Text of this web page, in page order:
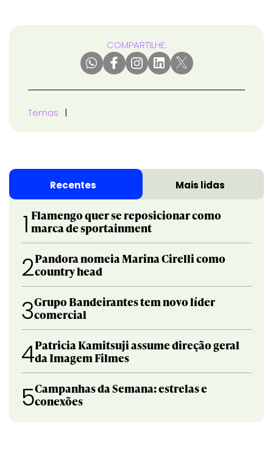
COMPARTILHE:
Temas
Recentes Mais lidas
1 Flamengo quer se reposicionar como
marca de sportainment
2Pandora nomeia Marina Cirelli como
country head
3Grupo Bandeirantes tem novo líder
comercial
4Patricia Kamitsuji assume direção geral
da Imagem Filmes
5Campanhas da Semana: estrelas e
conexões